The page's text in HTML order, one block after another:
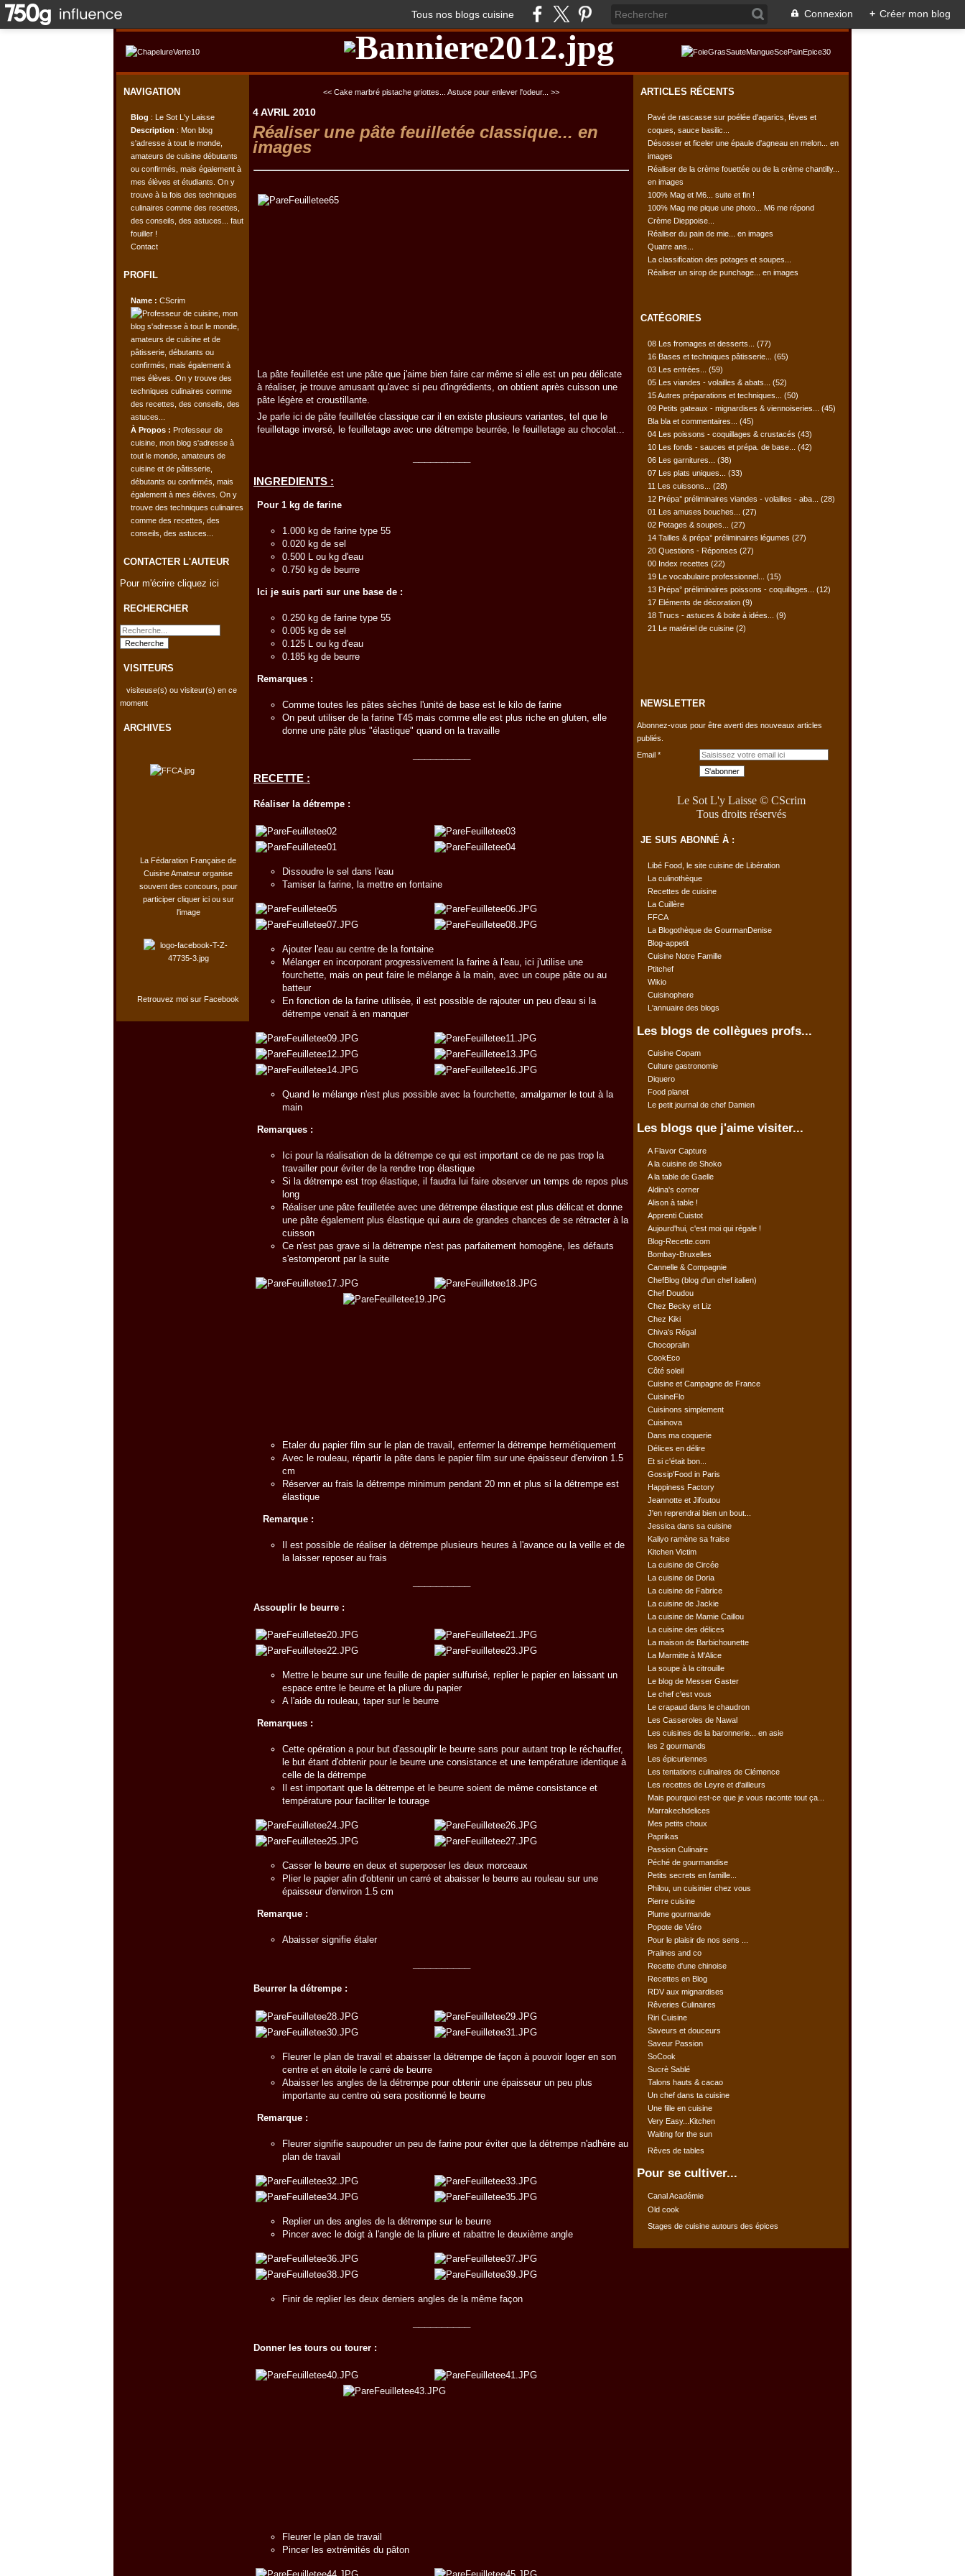
Tous nos blogs cuisine Connexion + Créer mon blog
NAVIGATION
Blog : Le Sot L'y Laisse
Description : Mon blog
s'adresse à tout le monde,
amateurs de cuisine débutants
ou confirmés, mais également à
mes élèves et étudiants. On y
trouve à la fois des techniques
culinaires comme des recettes,
des conseils, des astuces... faut
fouiller !
Contact
PROFIL
Name : CScrim
À Propos : Professeur de
cuisine, mon blog s'adresse à
tout le monde, amateurs de
cuisine et de pâtisserie,
débutants ou confirmés, mais
également à mes élèves. On y
trouve des techniques culinaires
comme des recettes, des
conseils, des astuces...
CONTACTER L'AUTEUR
Pour m'écrire cliquez ici
RECHERCHER
VISITEURS
visiteuse(s) ou visiteur(s) en ce
moment
ARCHIVES
La Fédaration Française de
Cuisine Amateur organise
souvent des concours, pour
participer cliquer ici ou sur
l'image
Retrouvez moi sur Facebook
<< Cake marbré pistache griottes... Astuce pour enlever l'odeur... >>
4 AVRIL 2010
Réaliser une pâte feuilletée classique... en
images
La pâte feuilletée est une pâte que j'aime bien faire car même si elle est un peu délicate
à réaliser, je trouve amusant qu'avec si peu d'ingrédients, on obtient après cuisson une
pâte légère et croustillante.
Je parle ici de pâte feuilletée classique car il en existe plusieurs variantes, tel que le
feuilletage inversé, le feuilletage avec une détrempe beurrée, le feuilletage au chocolat...
INGREDIENTS :
Pour 1 kg de farine
1.000 kg de farine type 55
0.020 kg de sel
0.500 L ou kg d'eau
0.750 kg de beurre
Ici je suis parti sur une base de :
0.250 kg de farine type 55
0.005 kg de sel
0.125 L ou kg d'eau
0.185 kg de beurre
Remarques :
Comme toutes les pâtes sèches l'unité de base est le kilo de farine
On peut utiliser de la farine T45 mais comme elle est plus riche en gluten, elle
donne une pâte plus "élastique" quand on la travaille
RECETTE :
Réaliser la détrempe :
Dissoudre le sel dans l'eau
Tamiser la farine, la mettre en fontaine
Ajouter l'eau au centre de la fontaine
Mélanger en incorporant progressivement la farine à l'eau, ici j'utilise une
fourchette, mais on peut faire le mélange à la main, avec un coupe pâte ou au
batteur
En fonction de la farine utilisée, il est possible de rajouter un peu d'eau si la
détrempe venait à en manquer
Quand le mélange n'est plus possible avec la fourchette, amalgamer le tout à la
main
Remarques :
Ici pour la réalisation de la détrempe ce qui est important ce de ne pas trop la
travailler pour éviter de la rendre trop élastique
Si la détrempe est trop élastique, il faudra lui faire observer un temps de repos plus
long
Réaliser une pâte feuilletée avec une détrempe élastique est plus délicat et donne
une pâte également plus élastique qui aura de grandes chances de se rétracter à la
cuisson
Ce n'est pas grave si la détrempe n'est pas parfaitement homogène, les défauts
s'estomperont par la suite
Etaler du papier film sur le plan de travail, enfermer la détrempe hermétiquement
Avec le rouleau, répartir la pâte dans le papier film sur une épaisseur d'environ 1.5
cm
Réserver au frais la détrempe minimum pendant 20 mn et plus si la détrempe est
élastique
Remarque :
Il est possible de réaliser la détrempe plusieurs heures à l'avance ou la veille et de
la laisser reposer au frais
Assouplir le beurre :
Mettre le beurre sur une feuille de papier sulfurisé, replier le papier en laissant un
espace entre le beurre et la pliure du papier
A l'aide du rouleau, taper sur le beurre
Remarques :
Cette opération a pour but d'assouplir le beurre sans pour autant trop le réchauffer,
le but étant d'obtenir pour le beurre une consistance et une température identique à
celle de la détrempe
Il est important que la détrempe et le beurre soient de même consistance et
température pour faciliter le tourage
Casser le beurre en deux et superposer les deux morceaux
Plier le papier afin d'obtenir un carré et abaisser le beurre au rouleau sur une
épaisseur d'environ 1.5 cm
Remarque :
Abaisser signifie étaler
Beurrer la détrempe :
Fleurer le plan de travail et abaisser la détrempe de façon à pouvoir loger en son
centre et en étoile le carré de beurre
Abaisser les angles de la détrempe pour obtenir une épaisseur un peu plus
importante au centre où sera positionné le beurre
Remarque :
Fleurer signifie saupoudrer un peu de farine pour éviter que la détrempe n'adhère au
plan de travail
Replier un des angles de la détrempe sur le beurre
Pincer avec le doigt à l'angle de la pliure et rabattre le deuxième angle
Finir de replier les deux derniers angles de la même façon
Donner les tours ou tourer :
Fleurer le plan de travail
Pincer les extrémités du pâton
ARTICLES RÉCENTS
Pavé de rascasse sur poélée d'agarics, fèves et
coques, sauce basilic...
Désosser et ficeler une épaule d'agneau en melon... en
images
Réaliser de la crème fouettée ou de la crème chantilly...
en images
100% Mag et M6... suite et fin !
100% Mag me pique une photo... M6 me répond
Crème Dieppoise...
Réaliser du pain de mie... en images
Quatre ans...
La classification des potages et soupes...
Réaliser un sirop de punchage... en images
CATÉGORIES
08 Les fromages et desserts...
(77)
16 Bases et techniques pâtisserie...
(65)
03 Les entrées...
(59)
05 Les viandes - volailles & abats...
(52)
15 Autres préparations et techniques...
(50)
09 Petits gateaux - mignardises & viennoiseries...
(45)
Bla bla et commentaires...
(45)
04 Les poissons - coquillages & crustacés (43)
10 Les fonds - sauces et prépa. de base...
(42)
06 Les garnitures...
(38)
07 Les plats uniques...
(33)
11 Les cuissons...
(28)
12 Prépa° préliminaires viandes - volailles - aba...
(28)
01 Les amuses bouches...
(27)
02 Potages & soupes...
(27)
14 Tailles & prépa° préliminaires légumes (27)
20 Questions - Réponses (27)
00 Index recettes (22)
19 Le vocabulaire professionnel...
(15)
13 Prépa° préliminaires poissons - coquillages...
(12)
17 Eléments de décoration (9)
18 Trucs - astuces & boite à idées...
(9)
21 Le matériel de cuisine (2)
NEWSLETTER
Abonnez-vous pour être averti des nouveaux articles
publiés.
Email
Le Sot L'y Laisse © CScrim
Tous droits réservés
JE SUIS ABONNÉ À :
Libé Food, le site cuisine de Libération
La culinothèque
Recettes de cuisine
La Cuillère
FFCA
La Blogothèque de GourmanDenise
Blog-appetit
Cuisine Notre Famille
Ptitchef
Wikio
Cuisinophere
L'annuaire des blogs
Les blogs de collègues profs...
Cuisine Copam
Culture gastronomie
Diquero
Food planet
Le petit journal de chef Damien
Les blogs que j'aime visiter...
A Flavor Capture
A la cuisine de Shoko
A la table de Gaelle
Aldina's corner
Alison à table !
Apprenti Cuistot
Aujourd'hui, c'est moi qui régale !
Blog-Recette.com
Bombay-Bruxelles
Cannelle & Compagnie
ChefBlog (blog d'un chef italien)
Chef Doudou
Chez Becky et Liz
Chez Kiki
Chiva's Régal
Chocopralin
CookEco
Côté soleil
Cuisine et Campagne de France
CuisineFlo
Cuisinons simplement
Cuisinova
Dans ma coquerie
Délices en délire
Et si c'était bon...
Gossip'Food in Paris
Happiness Factory
Jeannotte et Jifoutou
J'en reprendrai bien un bout...
Jessica dans sa cuisine
Kaliyo ramène sa fraise
Kitchen Victim
La cuisine de Circée
La cuisine de Doria
La cuisine de Fabrice
La cuisine de Jackie
La cuisine de Mamie Caillou
La cuisine des délices
La maison de Barbichounette
La Marmitte à M'Alice
La soupe à la citrouille
Le blog de Messer Gaster
Le chef c'est vous
Le crapaud dans le chaudron
Les Casseroles de Nawal
Les cuisines de la baronnerie... en asie
les 2 gourmands
Les épicuriennes
Les tentations culinaires de Clémence
Les recettes de Leyre et d'ailleurs
Mais pourquoi est-ce que je vous raconte tout ça...
Marrakechdelices
Mes petits choux
Paprikas
Passion Culinaire
Péché de gourmandise
Petits secrets en famille...
Philou, un cuisinier chez vous
Pierre cuisine
Plume gourmande
Popote de Véro
Pour le plaisir de nos sens ...
Pralines and co
Recette d'une chinoise
Recettes en Blog
RDV aux mignardises
Rêveries Culinaires
Riri Cuisine
Saveurs et douceurs
Saveur Passion
SoCook
Sucrè Sablé
Talons hauts & cacao
Un chef dans ta cuisine
Une fille en cuisine
Very Easy...Kitchen
Waiting for the sun
Rêves de tables
Pour se cultiver...
Canal Académie
Old cook
Stages de cuisine autours des épices